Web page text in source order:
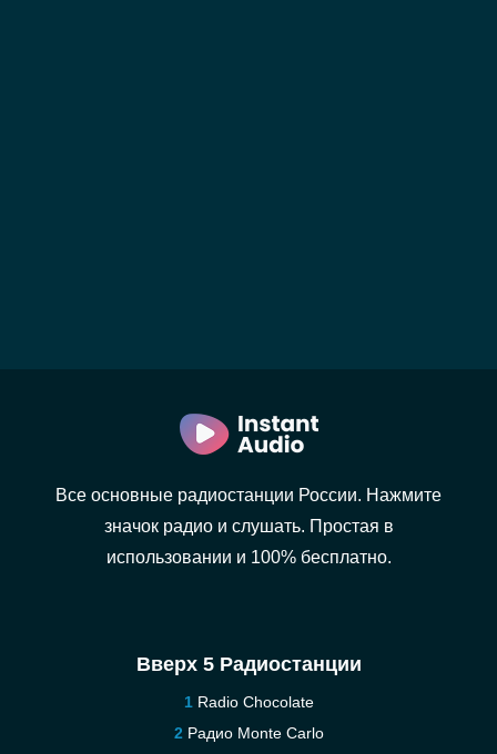
Все основные радиостанции России. Нажмите
значок радио и слушать. Простая в
использовании и 100% бесплатно.
Вверх 5 Радиостанции
Radio Chocolate
Радио Monte Carlo